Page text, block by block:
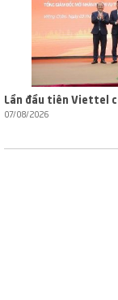
Lần đầu tiên Viettel
07/08/2026